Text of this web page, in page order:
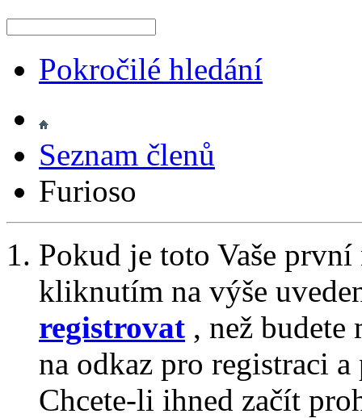
Pokročilé hledání
Seznam členů
Furioso
Pokud je toto Vaše
kliknutím na výše
registrovat , než
na odkaz pro registraci
Chcete-li ihned začít